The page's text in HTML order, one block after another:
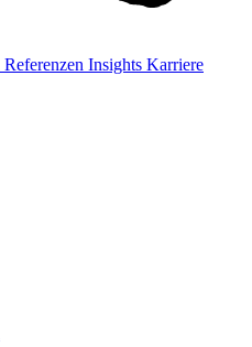
Referenzen Insights Karriere